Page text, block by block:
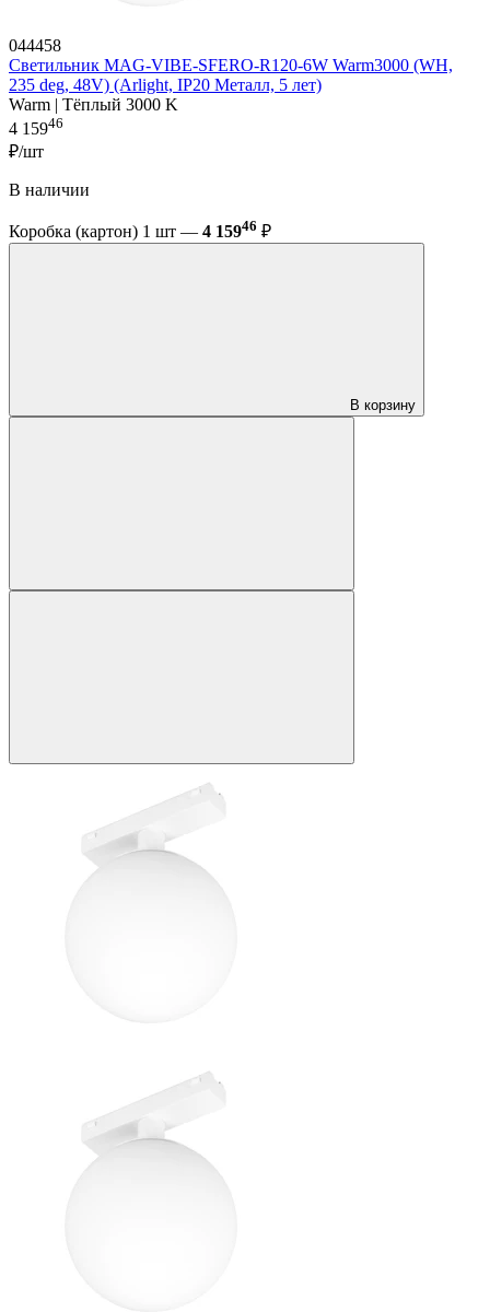
044458
Светильник MAG-VIBE-SFERO-R120-6W Warm3000 (WH,
235 deg, 48V) (Arlight, IP20 Металл, 5 лет)
Warm | Тёплый 3000 K
4 15946
₽/шт
В наличии
Коробка (картон) 1 шт — 4 15946 ₽
В корзину